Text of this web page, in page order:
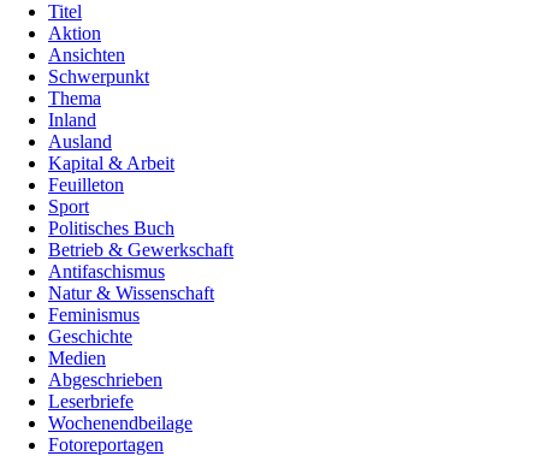
Titel
Aktion
Ansichten
Schwerpunkt
Thema
Inland
Ausland
Kapital & Arbeit
Feuilleton
Sport
Politisches Buch
Betrieb & Gewerkschaft
Antifaschismus
Natur & Wissenschaft
Feminismus
Geschichte
Medien
Abgeschrieben
Leserbriefe
Wochenendbeilage
Fotoreportagen